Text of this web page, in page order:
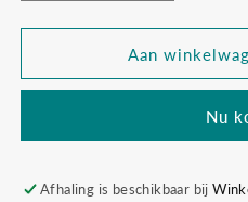
verlagen
voor
&amp;
verhogen
voor
Teethe
&amp;
Aan
Nu
Afhaling is beschikbaar bij